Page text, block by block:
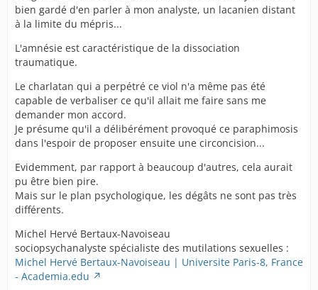
bien gardé d'en parler à mon analyste, un lacanien distant
à la limite du mépris...
L'amnésie est caractéristique de la dissociation
traumatique.
Le charlatan qui a perpétré ce viol n'a même pas été
capable de verbaliser ce qu'il allait me faire sans me
demander mon accord.
Je présume qu'il a délibérément provoqué ce paraphimosis
dans l'espoir de proposer ensuite une circoncision...
Evidemment, par rapport à beaucoup d'autres, cela aurait
pu être bien pire.
Mais sur le plan psychologique, les dégâts ne sont pas très
différents.
Michel Hervé Bertaux-Navoiseau
sociopsychanalyste spécialiste des mutilations sexuelles :
Michel Hervé Bertaux-Navoiseau | Universite Paris-8, France
- Academia.edu